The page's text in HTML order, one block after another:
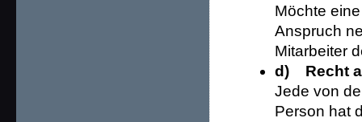
Möchte
Anspruch
Mitarbeiter
d) Recht
Jede von
Person hat